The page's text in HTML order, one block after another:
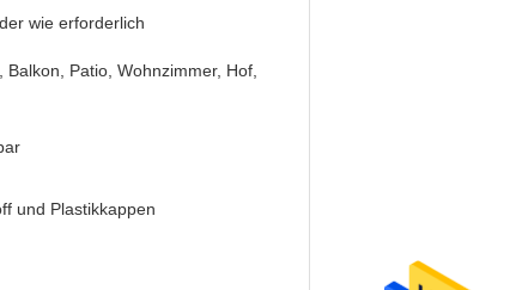
wie erforderlich
Balkon, Patio, Wohnzimmer, Hof,
und Plastikkappen